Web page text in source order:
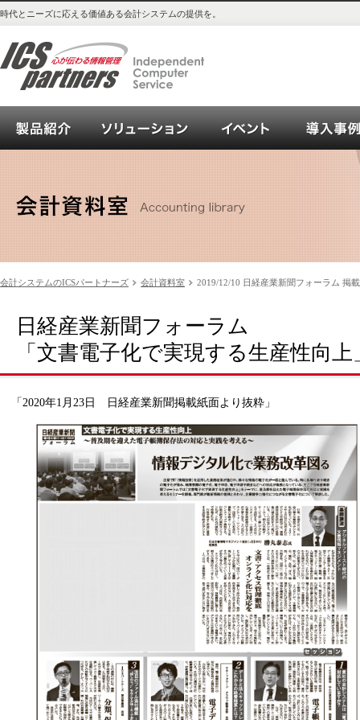
時代とニーズに応える価値ある会計システムの提供を。
会計システム_OPEN21シリーズご紹介
ソリューション イベント
会計システムのICSパートナーズ 会計資料室 2019/12/10 日経産業新聞フォーラム 掲
日経産業新聞フォーラム
「文書電子化で実現する生産性向
「2020年1月23日 日経産業新聞掲載紙面より抜粋」